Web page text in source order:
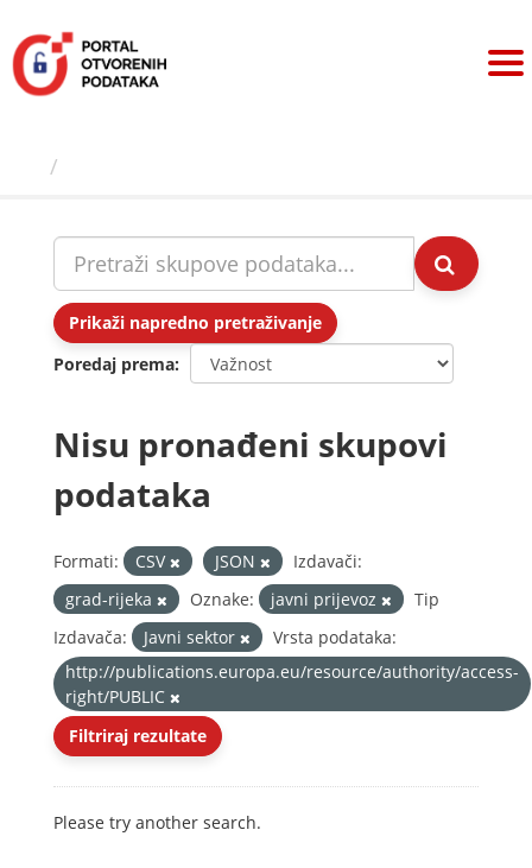
sadržaj
Prikaži napredno pretraživanje
Poredaj prema
Nisu pronađeni skupovi
podataka
Formati: CSV JSON
Izdavači:
grad-rijeka
Oznake: javni prijevoz
Tip
Izdavača:
Javni sektor
Vrsta podataka:
http://publications.europa.eu/resource/authority/access-
right/PUBLIC
Filtriraj rezultate
Please try another search.